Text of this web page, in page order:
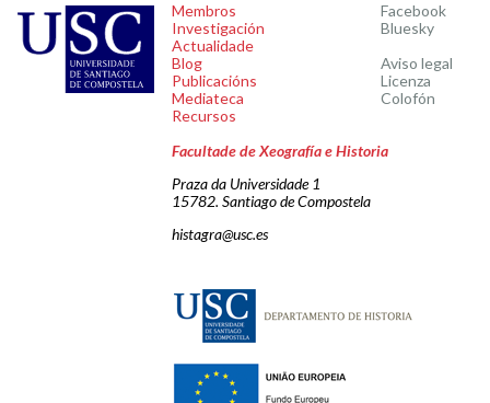
Membros
Investigación
Actualidade
Blog
Publicacións
Mediateca
Recursos
Facebook
Bluesky
Aviso legal
Licenza
Colofón
Facultade de Xeografía e Historia
Praza da Universidade 1
15782. Santiago de Compostela
histagra@usc.es